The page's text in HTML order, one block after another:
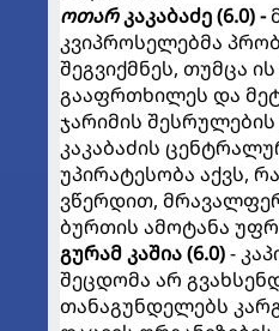
ოთარკაკაბაძე (6.0) -
კვიპროსელებმა
შეგვიქმნეს, თუმცა
გააფრთხილეს და
ჯარიმის
კაკაბაძის
უპირატესობა აქვს,
ვწერდით,
ბურთის ამოტანა
გურამკაშია (6.0)-
შეცდომა არ
თანაგუნდელებს